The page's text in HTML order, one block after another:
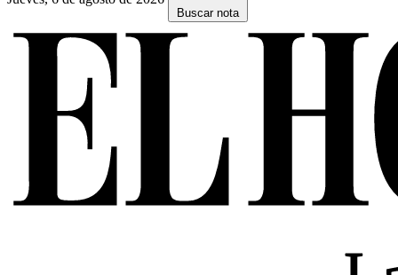
Buscar nota